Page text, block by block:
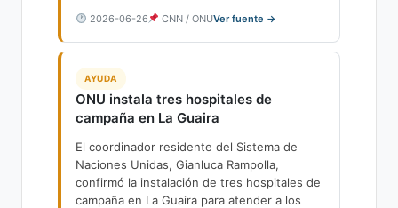
2026-06-26 CNN / ONUVer fuente →
AYUDA
ONU instala tres hospitales de
campaña en La Guaira
El coordinador residente del Sistema de
Naciones Unidas, Gianluca Rampolla,
confirmó la instalación de tres hospitales de
campaña en La Guaira para atender a los